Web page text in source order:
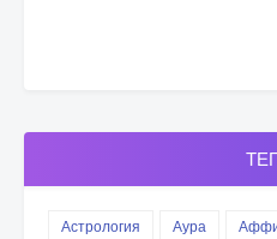
Астрология Аура